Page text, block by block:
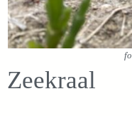
Zeekraal